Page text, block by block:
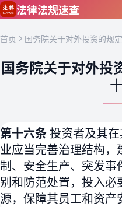
跳到主要内容
法律法规速查
首页 国务院关于对外投资的规定
国务院关于对外投
第十六条投资者及其
业应当完善治理结构
制、安全生产、突发
别和防范处置，投入
源，保障其员工和资产